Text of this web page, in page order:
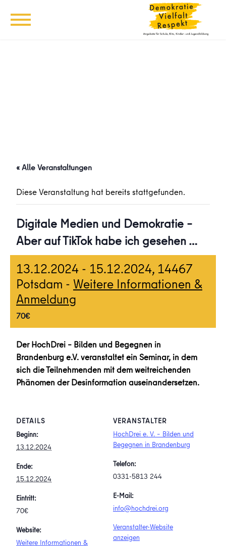
« Alle Veranstaltungen
Diese Veranstaltung hat bereits stattgefunden.
Digitale Medien und Demokratie –
Aber auf TikTok habe ich gesehen …
13.12.2024 - 15.12.2024, 14467
Potsdam - Weitere Informationen &
Anmeldung
70€
Der HochDrei – Bilden und Begegnen in
Brandenburg e.V. veranstaltet ein Seminar, in dem
sich die Teilnehmenden mit dem weitreichenden
Phänomen der Desinformation auseinandersetzen.
DETAILS
Beginn:
13.12.2024
Ende:
15.12.2024
Eintritt:
70€
Website:
Weitere Informationen &
VERANSTALTER
HochDrei e. V. – Bilden und
Begegnen in Brandenburg
Telefon:
0331-5813 244
E-Mail:
info@hochdrei.org
Veranstalter-Website
anzeigen